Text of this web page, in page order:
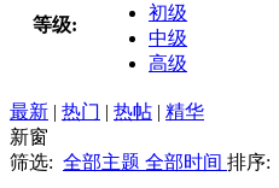
等级:
初级
中级
高级
最新 | 热门 | 热帖 | 精华
新窗
筛选: 全部主题 全部时间 排序: